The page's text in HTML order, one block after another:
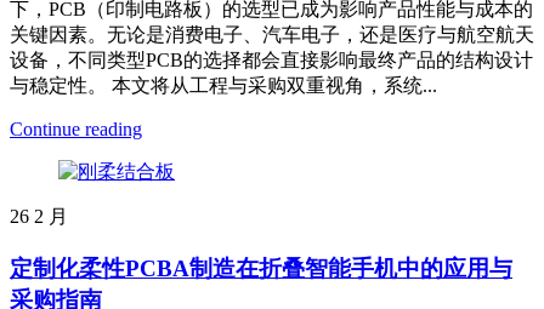
下，PCB（印制电路板）的选型已成为影响产品性能与成本的
关键因素。无论是消费电子、汽车电子，还是医疗与航空航天
设备，不同类型PCB的选择都会直接影响最终产品的结构设计
与稳定性。 本文将从工程与采购双重视角，系统...
Continue reading
26 2 月
定制化柔性PCBA制造在折叠智能手机中的应用与
采购指南